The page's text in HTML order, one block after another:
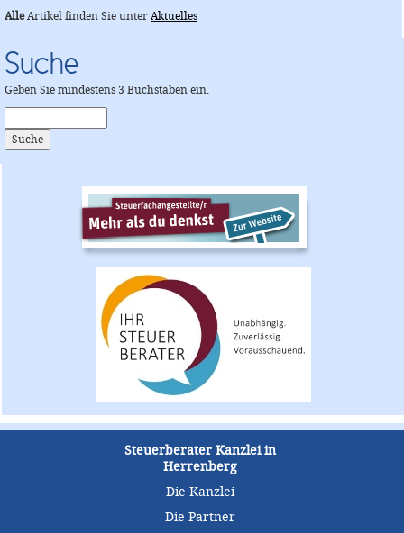
AlleArtikel finden Sie unterAktuelles
Suche
Geben Sie mindestens 3 Buchstaben ein.
Steuerberater Kanzlei in
Herrenberg
Die Kanzlei
Die Partner